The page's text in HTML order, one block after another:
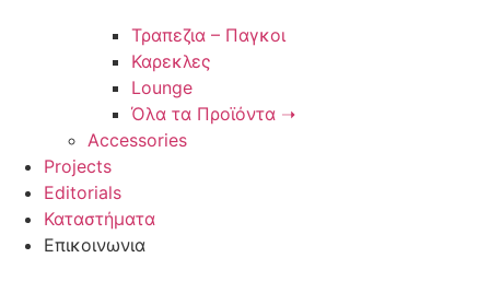
Τραπεζια – Παγκοι
Καρεκλες
Lounge
Όλα τα Προϊόντα ➝
Accessories
Projects
Editorials
Καταστήματα
Επικοινωνια